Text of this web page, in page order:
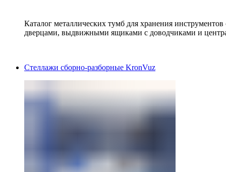
Каталог металлических тумб для хранения
дверцами, выдвижными ящиками с доводчиками и
Стеллажи сборно-разборные KronVuz